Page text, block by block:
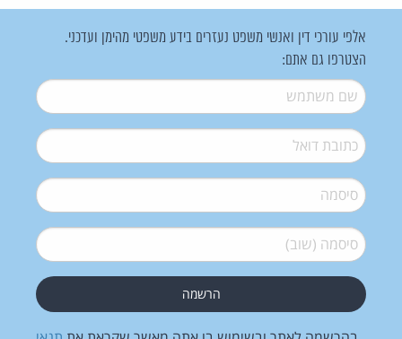
אלפי עורכי דין ואנשי משפט נעזרים בידע משפטי מהימן ועדכני.
הצטרפו גם אתם:
שם משתמש*
דואל*
סיסמה*
סיסמה (שוב)*